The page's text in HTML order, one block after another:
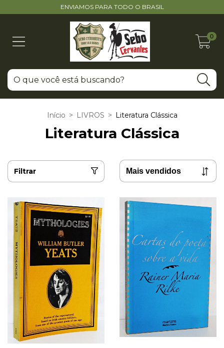
ENVIAMOS PARA TODO O BRASIL
0
Início > LIVROS > Literatura Clássica
Literatura Clássica
Filtrar